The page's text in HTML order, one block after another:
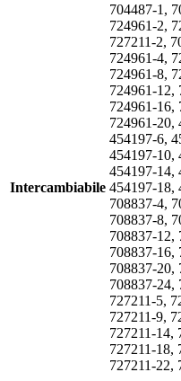
Intercambiabile
704487-1,
724961-2,
727211-2,
724961-4,
724961-8,
724961-12,
724961-16,
724961-20,
454197-6,
454197-10,
454197-14,
454197-18,
708837-4,
708837-8,
708837-12,
708837-16,
708837-20,
708837-24,
727211-5,
727211-9,
727211-14,
727211-18,
727211-22,